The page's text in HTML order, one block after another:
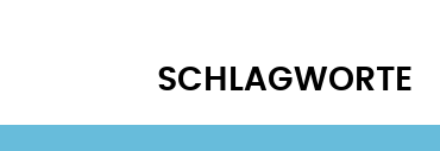
SCHLAGWORTE